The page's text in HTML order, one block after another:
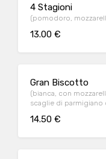
4 Stagioni
(pomodoro,
13.00 €
Gran Biscotto
(bianca, con mozzarella, Prosciutto cotto Grand Biscotto e
scaglie di parmigiano
14.50 €